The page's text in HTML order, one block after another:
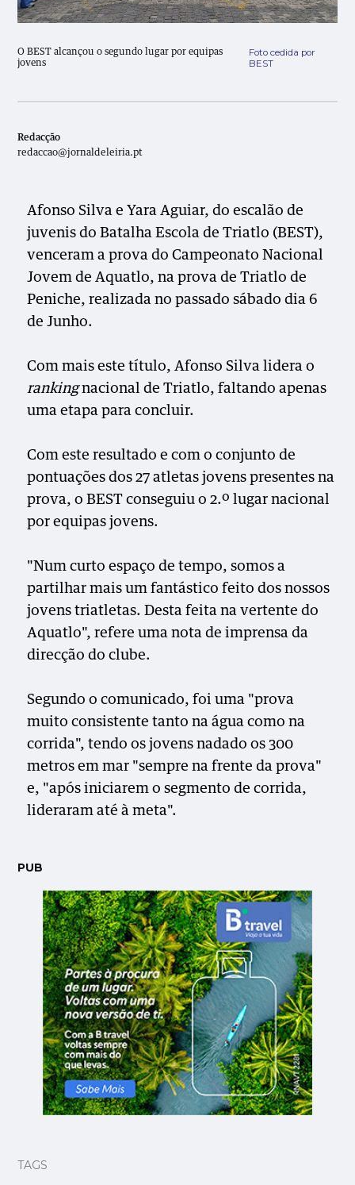
O BEST alcançou o segundo lugar por equipas
jovens
Foto cedida por
BEST
Redacção
redaccao@jornaldeleiria.pt
Afonso Silva e Yara Aguiar, do escalão de
juvenis do Batalha Escola de Triatlo (BEST),
venceram a prova do Campeonato Nacional
Jovem de Aquatlo, na prova de Triatlo de
Peniche, realizada no passado sábado dia 6
de Junho.
Com mais este título, Afonso Silva lidera o
rankingnacional de Triatlo, faltando apenas
uma etapa para concluir.
Com este resultado e com o conjunto de
pontuações dos 27 atletas jovens presentes na
prova, o BEST conseguiu o 2.º lugar nacional
por equipas jovens.
"Num curto espaço de tempo, somos a
partilhar mais um fantástico feito dos nossos
jovens triatletas. Desta feita na vertente do
Aquatlo", refere uma nota de imprensa da
direcção do clube.
Segundo o comunicado, foi uma "prova
muito consistente tanto na água como na
corrida", tendo os jovens nadado os 300
metros em mar "sempre na frente da prova"
e, "após iniciarem o segmento de corrida,
lideraram até à meta".
PUB
TAGS